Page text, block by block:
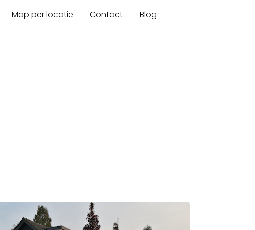
Map per locatie Contact Blog